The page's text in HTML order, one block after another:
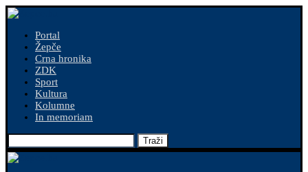
Portal
Žepče
Crna hronika
ZDK
Sport
Kultura
Kolumne
In memoriam
Traži